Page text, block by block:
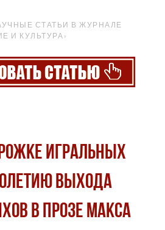
СТАТЬИ В ЖУРНАЛЕ
И КУЛЬТУРА»
игральных
выхода
в прозе Макса